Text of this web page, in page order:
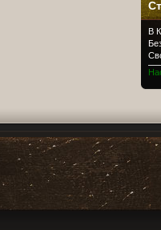
В